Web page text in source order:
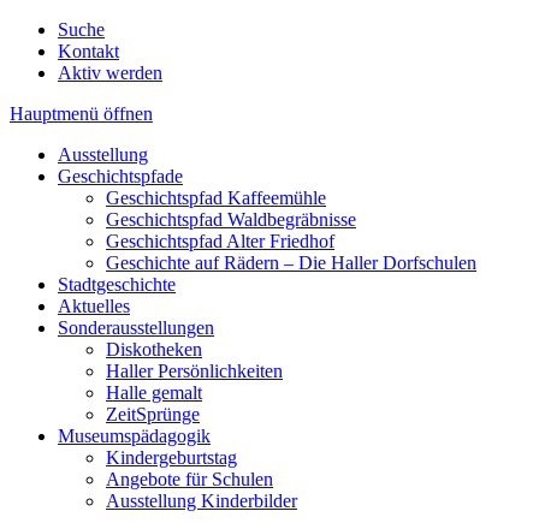
Suche
Kontakt
Aktiv werden
Hauptmenü öffnen
Ausstellung
Geschichtspfade
Geschichtspfad Kaffeemühle
Geschichtspfad Waldbegräbnisse
Geschichtspfad Alter Friedhof
Geschichte auf Rädern – Die Haller Dorfschulen
Stadtgeschichte
Aktuelles
Sonderausstellungen
Diskotheken
Haller Persönlichkeiten
Halle gemalt
ZeitSprünge
Museumspädagogik
Kindergeburtstag
Angebote für Schulen
Ausstellung Kinderbilder